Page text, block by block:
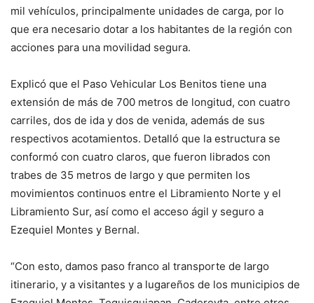
mil vehículos, principalmente unidades de carga, por lo
que era necesario dotar a los habitantes de la región con
acciones para una movilidad segura.
Explicó que el Paso Vehicular Los Benitos tiene una
extensión de más de 700 metros de longitud, con cuatro
carriles, dos de ida y dos de venida, además de sus
respectivos acotamientos. Detalló que la estructura se
conformó con cuatro claros, que fueron librados con
trabes de 35 metros de largo y que permiten los
movimientos continuos entre el Libramiento Norte y el
Libramiento Sur, así como el acceso ágil y seguro a
Ezequiel Montes y Bernal.
“Con esto, damos paso franco al transporte de largo
itinerario, y a visitantes y a lugareños de los municipios de